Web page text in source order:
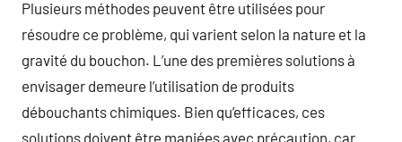
Plusieurs méthodes peuvent être utilisées pour
résoudre ce problème, qui varient selon la nature et la
gravité du bouchon. L’une des premières solutions à
envisager demeure l’utilisation de produits
débouchants chimiques. Bien qu’efficaces, ces
solutions doivent être maniées avec précaution, car